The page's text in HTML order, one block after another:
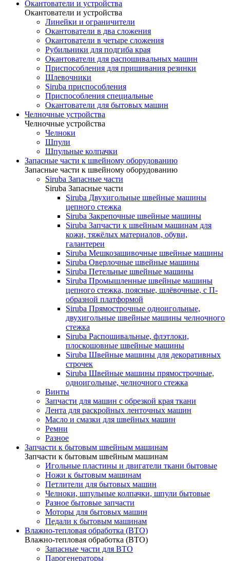
Окантователи и устройства
Окантователи и устройства
Линейки и ограничители
Окантователи в два сложения
Окантователи в четыре сложения
Рубильники для подгиба края
Окантователи для распошивальных машин
Приспособления для пришивания резинки
Шлевочники
Siruba приспособления
Приспособления специальные
Окантователи для бытовых машин
Челночные устройства
Челночные устройства
Челноки
Шпули
Шпульные колпачки
Запасные части к швейному оборудованию
Запасные части к швейному оборудованию
Siruba Запасные части
Siruba Запасные части
Siruba Двухигольные швейные машины
цепного стежка
Siruba Закрепочные швейные машины
Siruba Запчасти к швейным машинам для
кожи, тяжёлых материалов, обуви,
галантереи
Siruba Мешкозашивочные швейные машины
Siruba Оверлочные швейные машины
Siruba Петельные швейные машины
Siruba Промышленные швейные машины
цепного стежка, поясные, шлёвочные, с П-
образной платформой
Siruba Прямострочные одноигольные,
двухигольные швейные машины челночного
стежка
Siruba Распошивальные, флэтлоки,
плоскошовные швейные машины
Siruba Швейные машины для декоративных
строчек
Siruba Швейные машины прямострочные,
одноигольные, челночного стежка
Винты
Запчасти для машин с обрезкой края ткани
Лента для раскройных ленточных машин
Масло и смазки для швейных машин
Ремни
Разное
Запчасти к бытовым швейным машинам
Запчасти к бытовым швейным машинам
Игольные пластины и двигатели ткани бытовые
Ножи к бытовым машинам
Петлители для бытовых машин
Челноки, шпульные колпачки, шпули бытовые
Разное бытовые запчасти
Моторы для бытовых машин
Педали к бытовым машинам
Влажно-тепловая обработка (ВТО)
Влажно-тепловая обработка (ВТО)
Запасные части для ВТО
Парогенераторы